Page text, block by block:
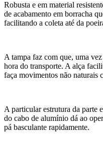
Robusta e em material
de acabamento em borracha
facilitando a coleta até da
A tampa faz com que, uma
hora do transporte. A alça
faça movimentos não naturais
A particular estrutura da parte
do cabo de alumínio dá ao
pá basculante rapidamente.